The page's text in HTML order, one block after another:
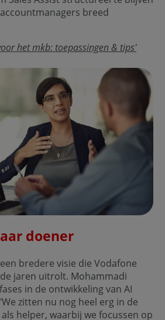
breed
het mkb: toepassingen & tips'
doener
bredere visie die Vodafone
jaren uitrolt. Mohammadi
in de ontwikkeling van AI
zitten nu nog heel erg in de
helper, waarbij we focussen op